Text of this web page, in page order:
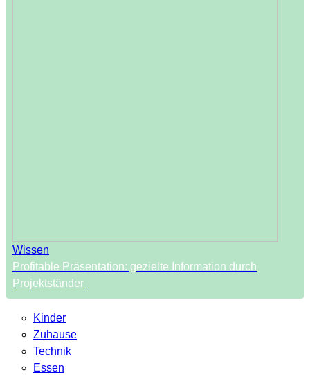
Wissen
Profitable Präsentation: gezielte Information durch
Projektständer
Kinder
Zuhause
Technik
Essen